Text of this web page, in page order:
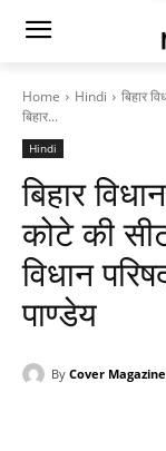
Home Hindi
बिहार
बिहार...
Hindi
बिहार
कोटे की
विधान
पाण्डेय
By Cover Magazine